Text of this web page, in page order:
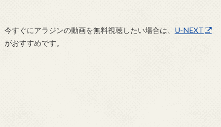
今すぐにアラジンの動画を無料視聴したい場合は、 U-NEXT
がおすすめです。